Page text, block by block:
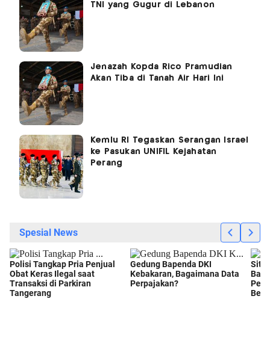
TNI yang Gugur di Lebanon
Jenazah Kopda Rico Pramudian
Akan Tiba di Tanah Air Hari Ini
Kemlu RI Tegaskan Serangan Israel
ke Pasukan UNIFIL Kejahatan
Perang